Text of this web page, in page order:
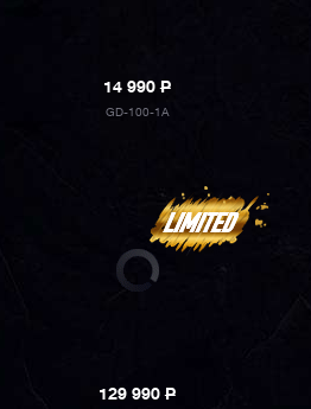
14 990P
GD-100-1A
129 990P